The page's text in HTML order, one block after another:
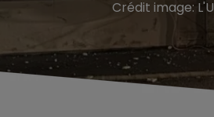
Crédit image: